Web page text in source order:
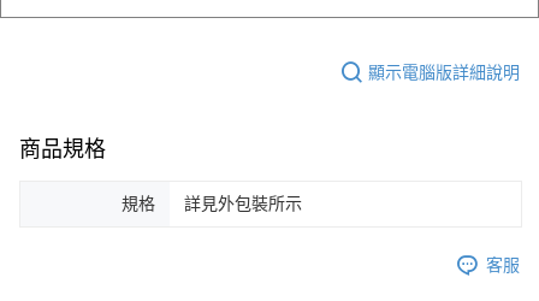
顯示電腦版詳細說明
商品規格
規格 詳見外包裝所示
客服